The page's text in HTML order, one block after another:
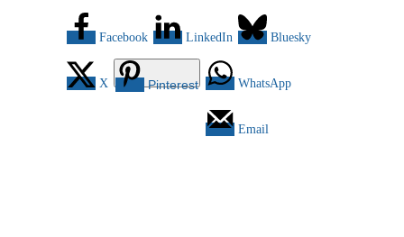
Facebook LinkedIn Bluesky
X Pinterest WhatsApp
Email